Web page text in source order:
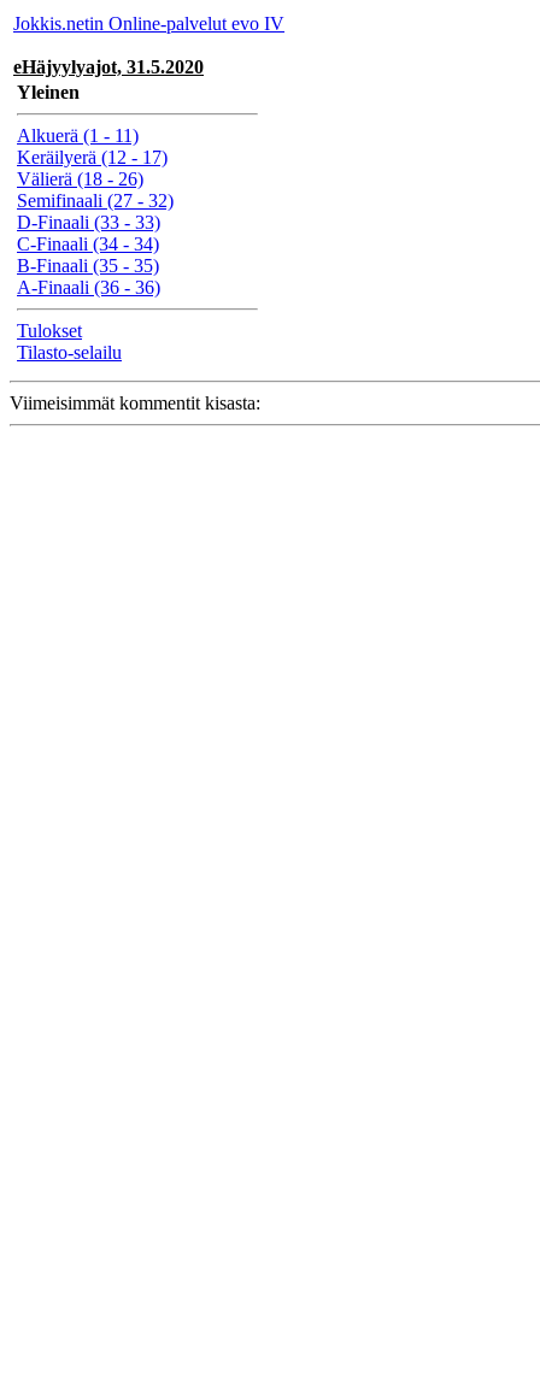
Jokkis.netin Online-palvelut evo IV
eHäjyylyajot, 31.5.2020
Yleinen
Alkuerä (1 - 11)
Keräilyerä (12 - 17)
Välierä (18 - 26)
Semifinaali (27 - 32)
D-Finaali (33 - 33)
C-Finaali (34 - 34)
B-Finaali (35 - 35)
A-Finaali (36 - 36)
Tulokset
Tilasto-selailu
Viimeisimmät kommentit kisasta: